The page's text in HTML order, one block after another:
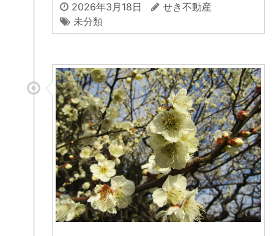
2026年3月18日
せき不動産
未分類